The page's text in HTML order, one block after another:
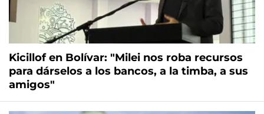
Kicillof en Bolívar: "Milei nos roba recursos
para dárselos a los bancos, a la timba, a sus
amigos"